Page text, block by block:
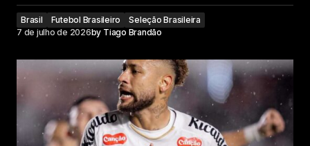
Brasil Futebol Brasileiro
Seleção Brasileira
7 de julho de 2026by Tiago Brandão